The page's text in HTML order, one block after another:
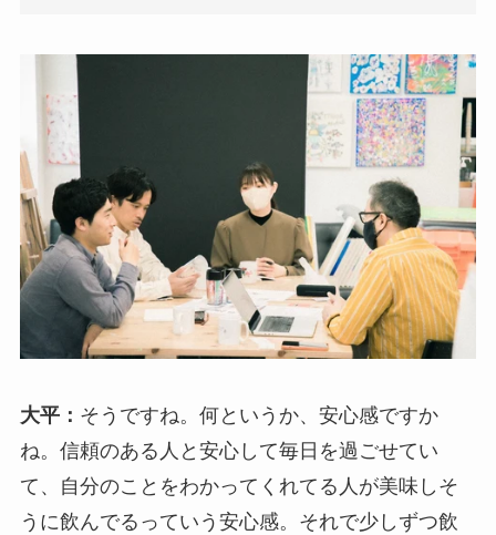
大平： そうですね。何というか、安心感ですか
ね。信頼のある人と安心して毎日を過ごせてい
て、自分のことをわかってくれてる人が美味しそ
うに飲んでるっていう安心感。それで少しずつ飲